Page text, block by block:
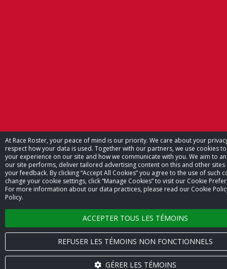
At Race Roster, your peace of mind is our priority. We care about your
respect how your data is used. Together with our partners, we use cookies
your experience on our site and how we communicate with you. We aim to
our site performs, deliver tailored advertising content on this and other sites
your feedback. By clicking “Accept All Cookies” you agree to the use of such
change your cookie settings, click “Manage Cookies” to visit our Cookie
For more information about our data practices, please read our Cookie
Policy.
ACCEPTER TOUS LES TÉMOINS
REFUSER LES TÉMOINS NON FONCTIONNELS
GÉRER LES TÉMOINS